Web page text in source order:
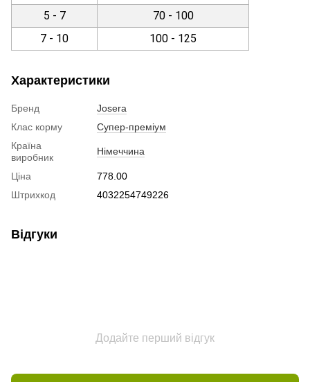
5 - 7
70 - 100
7 - 10
100 - 125
Характеристики
Бренд
Josera
Клас корму
Супер-преміум
Країна
виробник
Німеччина
Ціна
778.00
Штрихкод
4032254749226
Відгуки
Додайте перший відгук